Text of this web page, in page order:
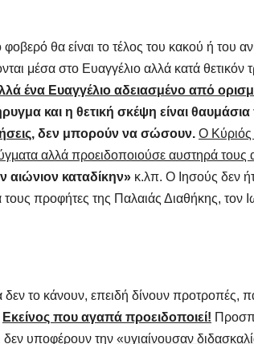
θα είναι το τέλος του κακoύ ή του
μέσα στο Ευαγγέλιο αλλά κατά θετικόν
ένα Ευαγγέλιο αδειασμένο από
και η θετική σκέψη είναι
, δεν μπορούν να σώσουν. Ο Κύριός
αλλά προειδοποιούσε αυστηρά τους
αιώνιον καταδίκην» κ.λπ. Ο Ιησούς δεν
προφήτες της Παλαιάς Διαθήκης, τον
το κάνουν, επειδή δίνουν προτροπές,
Εκείνος που αγαπά προειδοποιεί!
δεν υποφέρουν την «υγιαίνουσαν